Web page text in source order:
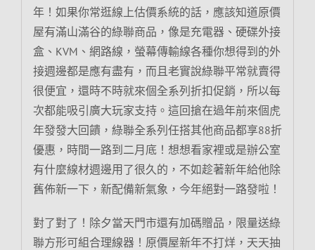
年！如果你常逛線上估價系統的話，應該知道原價
屋有滿山滿谷的綠聯商品，像是充電器、硬碟外接
盒、KVM、網路線，螢幕傳輸線各種你想得到的外
接週邊都是應有盡有，而且老實說綠聯平常就賣得
很便宜，還時不時就來個全系列折扣促銷，所以每
次都能吸引廣大玩家支持。這回搶在過年前來個虎
年發發大回饋，綠聯全系列任搭其他商品都享88折
優惠，時間一路到二月底！想想看家裡或是辦公室
有什麼線材週邊用了很久的，不如趁著新年給他除
舊佈新一下，新配備新氣象，今年絕對一路發啦！
對了對了！除夕當天門市還有加碼贈品，限量送綠
聯方形可組合理線器！原價屋新年不打烊，天天抽